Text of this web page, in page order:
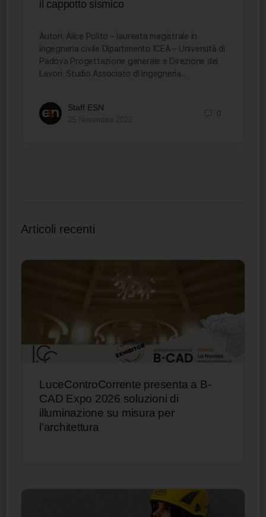
il cappotto sismico
Autori: Alice Polito – laureata magistrale in
ingegneria civile Dipartimento ICEA – Università di
Padova Progettazione generale e Direzione dei
Lavori: Studio Associato di Ingegneria…
Staff ESN
0
Articoli recenti
LuceControCorrente presenta a B-
CAD Expo 2026 soluzioni di
illuminazione su misura per
l’architettura